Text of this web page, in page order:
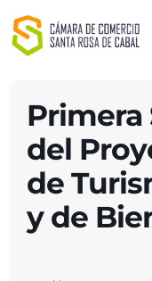
Primera
del
de
y de